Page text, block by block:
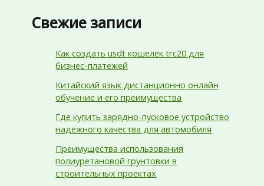
Свежие записи
Как создать usdt кошелек trc20 для
бизнес-платежей
Китайский язык дистанционно онлайн
обучение и его преимущества
Где купить зарядно-пусковое устройство
надежного качества для автомобиля
Преимущества использования
полиуретановой грунтовки в
строительных проектах